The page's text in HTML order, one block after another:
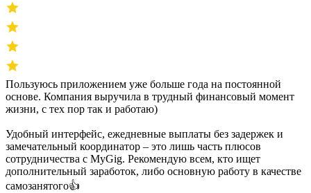
Пользуюсь приложением уже больше года на постоянной
основе. Компания выручила в трудный финансовый момент
жизни, с тех пор так и работаю)
Удобный интерфейс, ежедневные выплаты без задержек и
замечательный координатор – это лишь часть плюсов
сотрудничества с MyGig. Рекомендую всем, кто ищет
дополнительный заработок, либо основную работу в качестве
самозанятого👍